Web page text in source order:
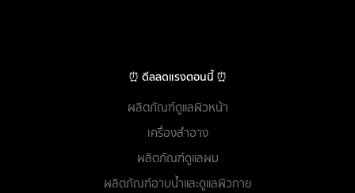
⏰ ดีลลดแรงตอนนี้ ⏰
ผลิตภัณฑ์ดูแลผิวหน้า
เครื่องสำอาง
ผลิตภัณฑ์ดูแลผม
ผลิตภัณฑ์อาบน้ำและดูแลผิวกาย